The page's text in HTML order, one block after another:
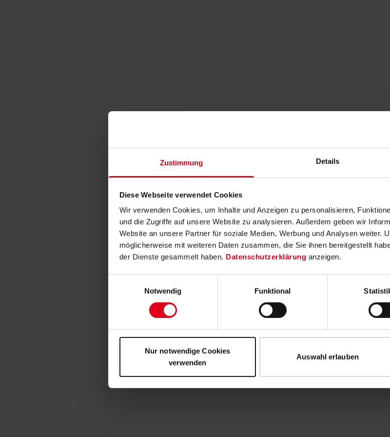
Zustimmung Details
Diese Webseite verwendet Cookies
Wir verwenden Cookies, um Inhalte und Anzeigen zu personalisieren,
und die Zugriffe auf unsere Website zu analysieren. Außerdem geben wir
Website an unsere Partner für soziale Medien, Werbung und Analysen weiter.
möglicherweise mit weiteren Daten zusammen, die Sie ihnen bereitgestellt
der Dienste gesammelt haben. Datenschutzerklärung anzeigen.
Notwendig
Funktional
Nur notwendige Cookies
verwenden
Auswahl erlauben